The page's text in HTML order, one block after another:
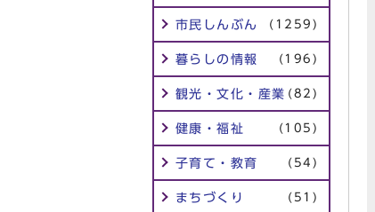
市民しんぶん (1259)
暮らしの情報 (196)
観光・文化・産業 (82)
健康・福祉 (105)
子育て・教育 (54)
まちづくり (51)